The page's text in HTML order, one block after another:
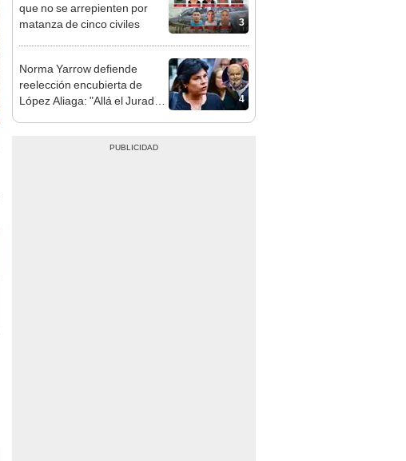
3
que no se arrepienten por
matanza de cinco civiles
4
Norma Yarrow defiende
reelección encubierta de
López Aliaga: "Allá el Jurado